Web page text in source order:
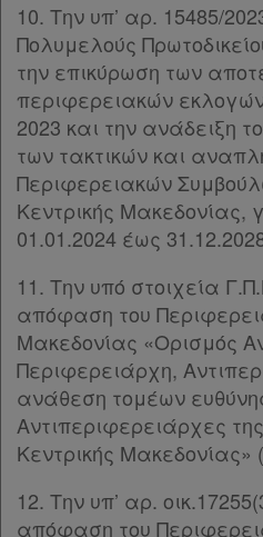
Χρήσιμα
Assistant
Νομολογία
Kodiko
Forum
10. Την υπ’ αρ. 15485/
Πολυμελούς
την επικύρωση των
περιφερειακών
2023 και την ανάδειξη
των τακτικών και
Περιφερειακών
Κεντρικής Μακεδονίας,
01.01.2024 έως
11. Την υπό στοιχεία
απόφαση του
Μακεδονίας «Ορισμός
Περιφερειάρχη,
ανάθεση τομέων
Αντιπεριφερειάρχες
Κεντρικής
12. Την υπ’ αρ.
απόφαση του